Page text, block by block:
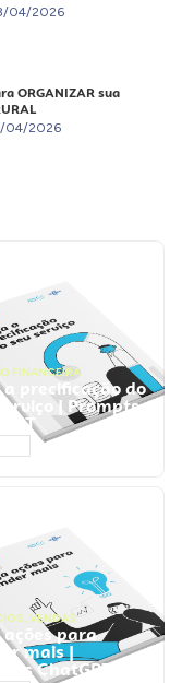
04/2026
ORGANIZAR sua
04/2026
FINANCEIRA
a precificação do
serviço | Prompts
, VENDAS
ações para
mais |
ChatGPT